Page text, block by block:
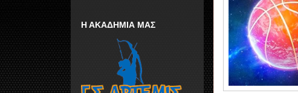
Η ΑΚΑΔΗΜΙΑ ΜΑΣ